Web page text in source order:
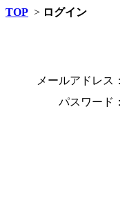
TOP > ログイン
メールアドレス：
パスワード：